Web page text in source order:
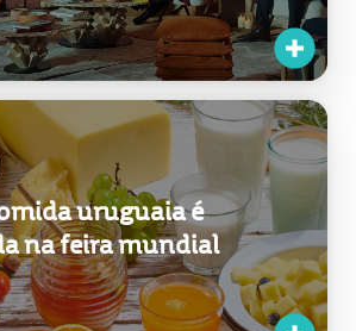
uruguaia é
na feira mundial